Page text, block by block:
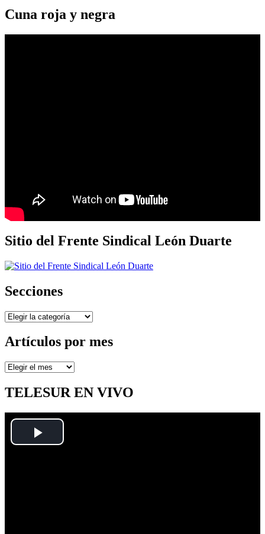
Cuna roja y negra
Sitio del Frente Sindical León Duarte
Secciones
Secciones
Artículos por mes
Artículos
mes
TELESUR EN VIVO